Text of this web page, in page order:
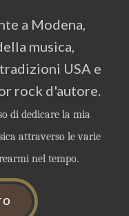
a Modena,
musica,
USA e
rock d'autore.
di dedicare la mia
attraverso le varie
nel tempo.